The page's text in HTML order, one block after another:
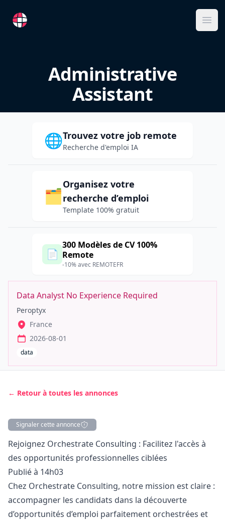
RemoteFR
Administrative
Assistant
🌐Trouvez votre job remote
Recherche d'emploi IA
🗂️
Organisez votre
recherche d’emploi
Template 100% gratuit
📄
300 Modèles de CV 100%
Remote
-10% avec REMOTEFR
Data Analyst No Experience Required
Peroptyx
France
2026-08-01
data
← Retour à toutes les annonces
Signaler cette annonce
Description
Rejoignez Orchestrate Consulting : Facilitez l'accès à
des opportunités professionnelles ciblées
Publié à 14h03
Chez Orchestrate Consulting, notre mission est claire :
accompagner les candidats dans la découverte
d’opportunités d’emploi parfaitement orchestrées et